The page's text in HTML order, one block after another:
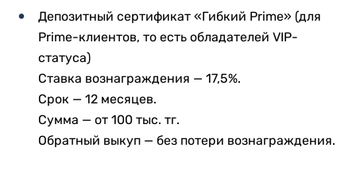
Депозитный сертификат «Гибкий Prime» (для
Prime-клиентов, то есть обладателей VIP-
статуса)
Ставка вознаграждения — 17,5%.
Срок — 12 месяцев.
Сумма — от 100 тыс. тг.
Обратный выкуп — без потери вознаграждения.